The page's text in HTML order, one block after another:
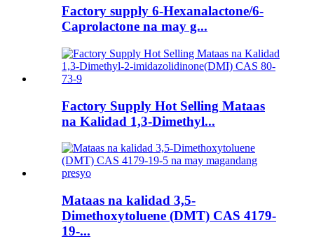
Factory supply 6-Hexanalactone/6-
Caprolactone na may g...
Factory Supply Hot Selling Mataas
na Kalidad 1,3-Dimethyl...
Mataas na kalidad 3,5-
Dimethoxytoluene (DMT) CAS 4179-
19-...